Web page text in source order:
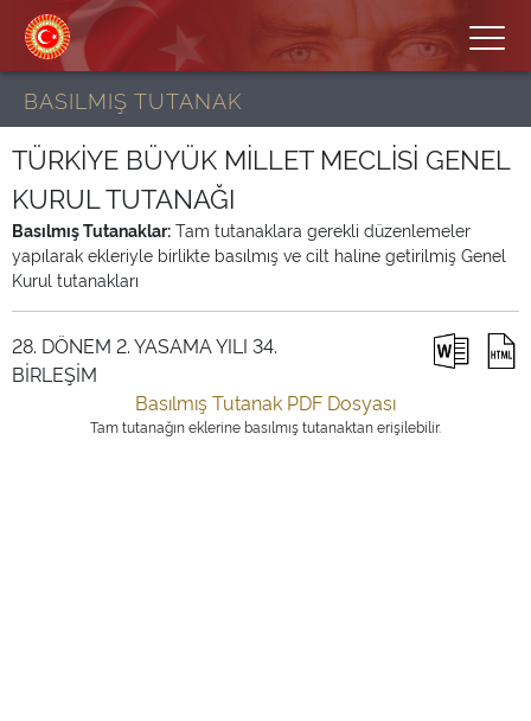
BASILMIŞ TUTANAK
TÜRKİYE BÜYÜK MİLLET MECLİSİ GENEL
KURUL TUTANAĞI
Basılmış Tutanaklar: Tam tutanaklara gerekli düzenlemeler
yapılarak ekleriyle birlikte basılmış ve cilt haline getirilmiş Genel
Kurul tutanakları
28. DÖNEM 2. YASAMA YILI 34.
BİRLEŞİM
Basılmış Tutanak PDF Dosyası
Tam tutanağın eklerine basılmış tutanaktan erişilebilir.